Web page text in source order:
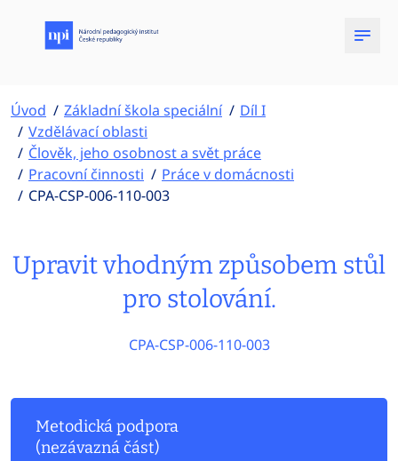
Úvod Základní škola speciální
Díl I
Vzdělávací oblasti
Člověk, jeho osobnost a svět práce
Pracovní činnosti
Práce v domácnosti
CPA-CSP-006-110-003
Upravit vhodným způsobem stůl
pro stolování.
CPA-CSP-006-110-003
Metodická podpora
(nezávazná část)